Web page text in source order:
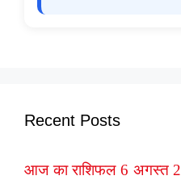
Recent Posts
आज का राशिफल 6 अगस्त